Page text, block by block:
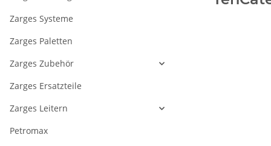
Zarges Systeme
Zarges Paletten
Zarges Zubehör
Zarges Ersatzteile
Zarges Leitern
Petromax